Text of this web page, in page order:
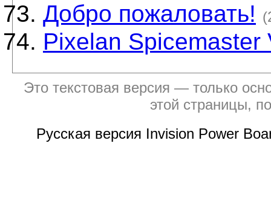
Добро пожаловать!
Pixelan Spicemaster
Это текстовая версия — только
этой страницы,
Русская версия Invision Power